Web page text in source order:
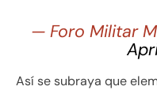
— Foro Militar
Así se subraya que